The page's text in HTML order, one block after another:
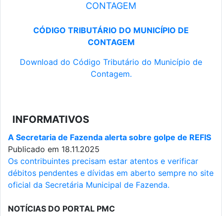
CONTAGEM
CÓDIGO TRIBUTÁRIO DO MUNICÍPIO DE
CONTAGEM
Download do Código Tributário do Município de
Contagem.
INFORMATIVOS
A Secretaria de Fazenda alerta sobre golpe de REFIS
Publicado em 18.11.2025
Os contribuintes precisam estar atentos e verificar
débitos pendentes e dívidas em aberto sempre no site
oficial da Secretária Municipal de Fazenda.
NOTÍCIAS DO PORTAL PMC